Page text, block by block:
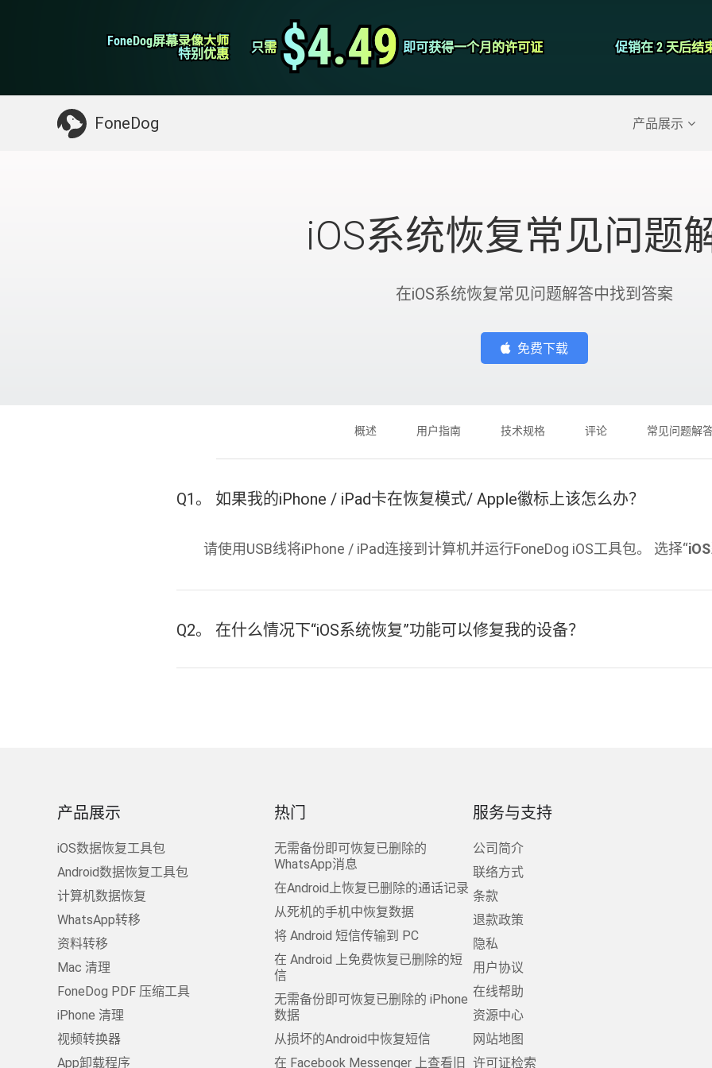
FoneDog屏幕录像大师
FoneDog屏幕录像大师
特别优惠
特别优惠 只需
只需 $4.49
$4.49 即可获得一个月的许可证
即可获得一个月的许可证 促销在 2 天后结
促销在 2 天后结
FoneDog 产品展示
iPhone清理 屏幕录影大师
你可能需要的东西：
iOS系统恢复常见问题
在iOS系统恢复常见问题解答中找到答案
免费下载
概述 用户指南 技术规格 评论 常见问题解
Q1。 如果我的iPhone / iPad卡在恢复模式/ Apple徽标上该怎么办？
请使用USB线将iPhone / iPad连接到计算机并运行FoneDog iOS工具包。 选择“
Q2。 在什么情况下“iOS系统恢复”功能可以修复我的设备？
产品展示
iOS数据恢复工具包
Android数据恢复工具包
计算机数据恢复
WhatsApp转移
资料转移
Mac 清理
FoneDog PDF 压缩工具
iPhone 清理
视频转换器
App卸载程序
热门
无需备份即可恢复已删除的
WhatsApp消息
在Android上恢复已删除的通话记录
从死机的手机中恢复数据
将 Android 短信传输到 PC
在 Android 上免费恢复已删除的短
信
无需备份即可恢复已删除的 iPhone
数据
从损坏的Android中恢复短信
在 Facebook Messenger 上查看旧
服务与支持
公司简介
联络方式
条款
退款政策
隐私
用户协议
在线帮助
资源中心
网站地图
许可证检索